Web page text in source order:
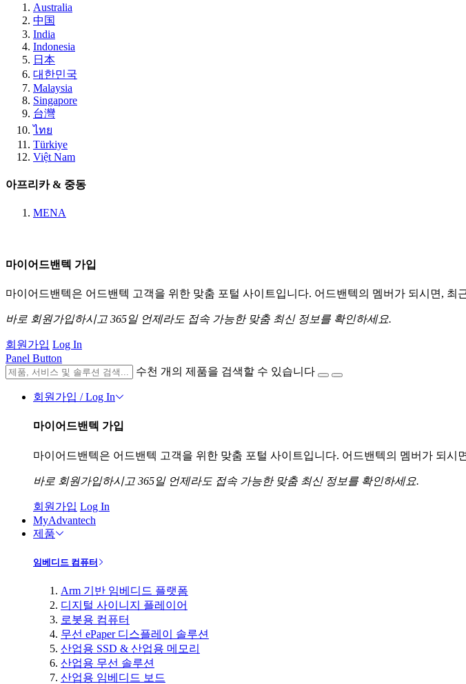
Australia
中国
India
Indonesia
日本
대한민국
Malaysia
Singapore
台灣
ไทย
Türkiye
Việt Nam
아프리카 & 중동
MENA
마이어드밴텍 가입
마이어드밴텍은 어드밴텍 고객을 위한 맞춤 포털 사이트입니다. 어드밴텍의 멤버가 되시면,
바로 회원가입하시고 365일 언제라도 접속 가능한 맞춤 최신 정보를 확인하세요.
회원가입 Log In
Panel Button
수천 개의 제품을 검색할 수 있습니다
회원가입 / Log In
마이어드밴텍 가입
마이어드밴텍은 어드밴텍 고객을 위한 맞춤 포털 사이트입니다. 어드밴텍의 멤버가 되
바로 회원가입하시고 365일 언제라도 접속 가능한 맞춤 최신 정보를 확인하세요.
회원가입 Log In
MyAdvantech
제품
임베디드 컴퓨터
Arm 기반 임베디드 플랫폼
디지털 사이니지 플레이어
로봇용 컴퓨터
무선 ePaper 디스플레이 솔루션
산업용 SSD & 산업용 메모리
산업용 무선 솔루션
산업용 임베디드 보드